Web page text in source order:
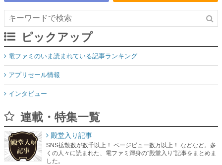
ピックアップ
電ファミのいま読まれている記事ランキング
アプリセール情報
インタビュー
連載・特集一覧
殿堂入り記事
SNS拡散数が数千以上！ ページビュー数万以上！ などなど。多
くの人々に読まれた、電ファミ渾身の“殿堂入り”記事をまとめま
した。